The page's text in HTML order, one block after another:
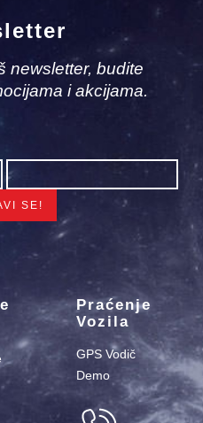
newsletter, budite
i akcijama.
Praćenje
Vozila
GPS Vodič
Demo